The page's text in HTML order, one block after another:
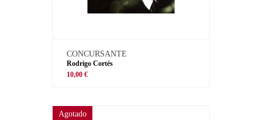
CONCURSANTE
Rodrigo Cortés
10,00 €
Agotado